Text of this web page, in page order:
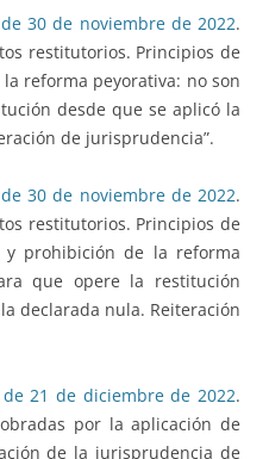
30 de noviembre de 2022.
restitutorios. Principios de
reforma peyorativa: no son
desde que se aplicó la
de jurisprudencia”.
30 de noviembre de 2022.
restitutorios. Principios de
y prohibición de la reforma
que opere la restitución
declarada nula. Reiteración
de 21 de diciembre de 2022.
por la aplicación de
de la jurisprudencia de